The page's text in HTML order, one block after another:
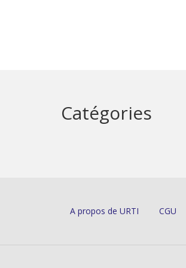
Catégories
A propos de URTI CGU